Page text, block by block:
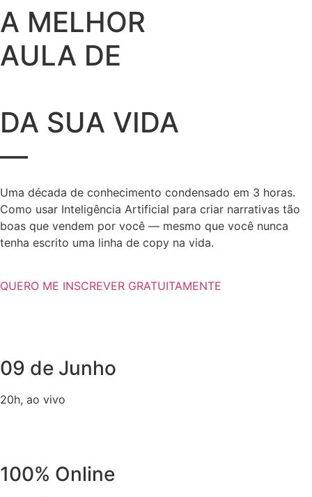
A MELHOR
AULA DE
DA SUA VIDA
—
Uma década de conhecimento condensado em 3 horas.
Como usar Inteligência Artificial para criar narrativas tão
boas que vendem por você — mesmo que você nunca
tenha escrito uma linha de copy na vida.
QUERO ME INSCREVER GRATUITAMENTE
09 de Junho
20h, ao vivo
100% Online